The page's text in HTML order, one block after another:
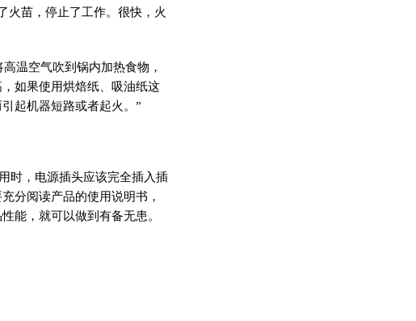
火苗，停止了工作。很快，火
温空气吹到锅内加热食物，
如果使用烘焙纸、吸油纸这
起机器短路或者起火。”
，电源插头应该完全插入插
分阅读产品的使用说明书，
能，就可以做到有备无患。